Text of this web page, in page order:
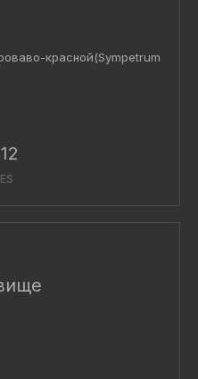
красной(Sympetrum
12